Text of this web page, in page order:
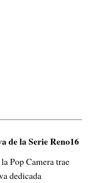
de la Serie Reno16
Pop Camera trae
dedicada